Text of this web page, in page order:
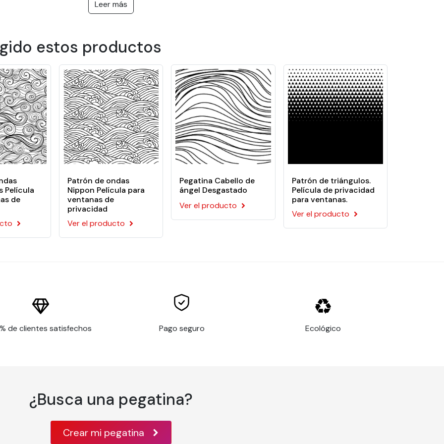
baños, duchas y áreas públicas o privadas confidenciales: consultorios médicos, bancos,
de PVC calandrado de 80 micrones recubierta con un adhesivo acrílico sensible a la presión. Esta
irregulares, o con características
Leer más
estos productos
Película
de
Patrón de ondas
Nippon Película para
ventanas de
privacidad
Ver el producto
Pegatina Cabello de
ángel Desgastado
Ver el producto
Patrón de triángulos.
Película de privacidad
para ventanas.
Ver el producto
de clientes satisfechos Pago seguro Ecológico
¿Busca una pegatina?
Crear mi pegatina